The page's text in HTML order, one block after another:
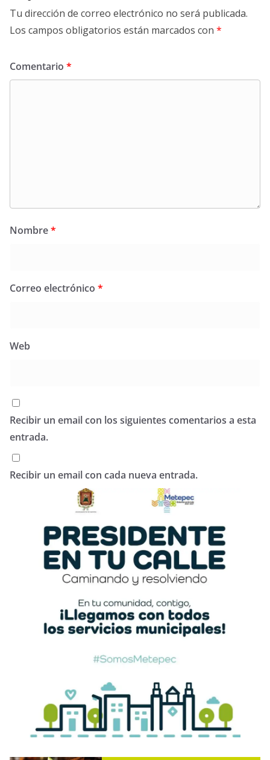
Tu dirección de correo electrónico no será publicada.
Los campos obligatorios están marcados con *
Comentario *
Nombre*
Correo electrónico *
Web
Recibir un email con los siguientes comentarios a esta
entrada.
Recibir un email con cada nueva entrada.